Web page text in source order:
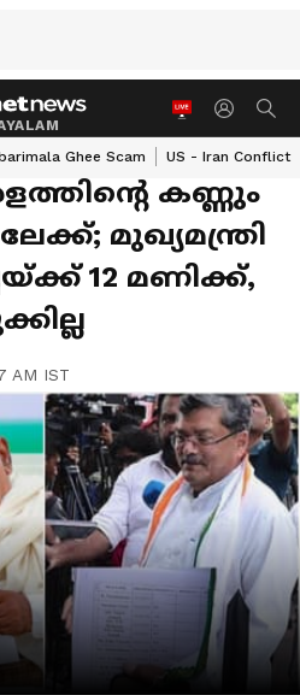
Ghee Scam US - Iran Conflict
കണ്ണും
മുഖ്യമന്ത്രി
12 മണിക്ക്,
AM IST